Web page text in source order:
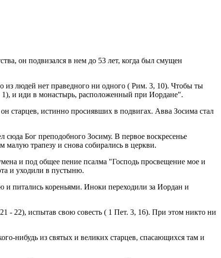
он подвизался в нем до 53 лет, когда был смущен
из людей нет праведного ни одного ( Рим. 3, 10). Чтобы ты
1), и иди в монастырь, расположенный при Иордане".
старцев, истинно просиявших в подвигах. Авва Зосима стал
Бог преподобного Зосиму. В первое воскресенье
трапезу и снова собирались в церкви.
и под общее пение псалма "Господь просвещение мое и
и уходили в пустыню.
питались кореньями. Иноки переходили за Иордан и
- 22), испытав свою совесть ( 1 Пет. 3, 16). При этом никто ни
нибудь из святых и великих старцев, спасающихся там и